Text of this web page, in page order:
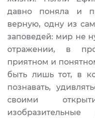
давно поняла и
верную, одну из
заповедей: мир не
отражении, в
приятном и
быть лишь тот, в
познавать,
своими
изобразительные